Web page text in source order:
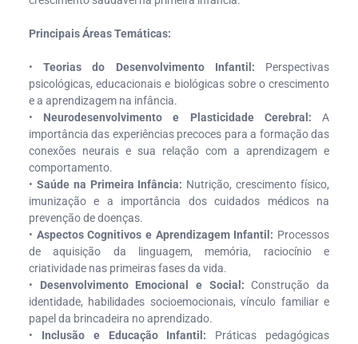
Principais Áreas Temáticas:
•Teorias do Desenvolvimento Infantil: Perspectivas
psicológicas, educacionais e biológicas sobre o crescimento
e a aprendizagem na infância.
• Neurodesenvolvimento e Plasticidade Cerebral: A
importância das experiências precoces para a formação das
conexões neurais e sua relação com a aprendizagem e
comportamento.
• Saúde na Primeira Infância: Nutrição, crescimento físico,
imunização e a importância dos cuidados médicos na
prevenção de doenças.
• Aspectos Cognitivos e Aprendizagem Infantil: Processos
de aquisição da linguagem, memória, raciocínio e
criatividade nas primeiras fases da vida.
• Desenvolvimento Emocional e Social: Construção da
identidade, habilidades socioemocionais, vínculo familiar e
papel da brincadeira no aprendizado.
• Inclusão e Educação Infantil: Práticas pedagógicas